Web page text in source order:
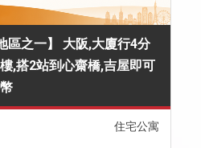
區之一】 大阪,大廈行4分
,搭2站到心齋橋,吉屋即可
住宅公寓